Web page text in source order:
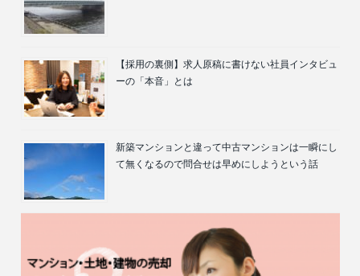
【採用の裏側】求人原稿に書けない社員インタビュ
ーの「本音」とは
新築マンションと違って中古マンションは一瞬にし
て無くなるので問合せは早めにしようという話